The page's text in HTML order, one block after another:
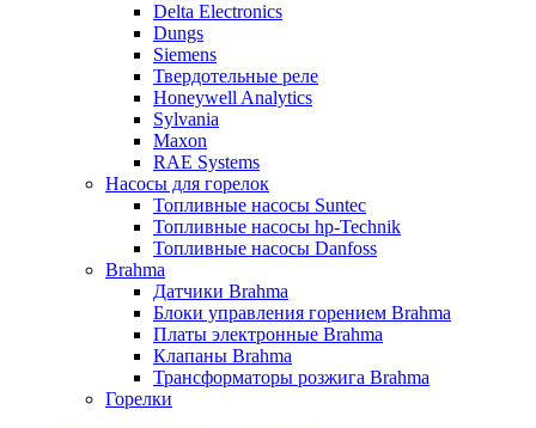
Delta Electronics
Dungs
Siemens
Твердотельные реле
Honeywell Analytics
Sylvania
Maxon
RAE Systems
Насосы для горелок
Топливные насосы Suntec
Топливные насосы hp-Technik
Топливные насосы Danfoss
Brahma
Датчики Brahma
Блоки управления горением Brahma
Платы электронные Brahma
Клапаны Brahma
Трансформаторы розжига Brahma
Горелки